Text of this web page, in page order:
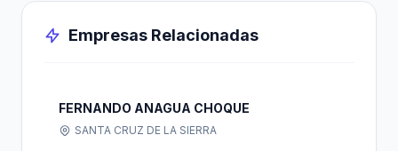
Empresas Relacionadas
FERNANDO ANAGUA CHOQUE
SANTA CRUZ DE LA SIERRA